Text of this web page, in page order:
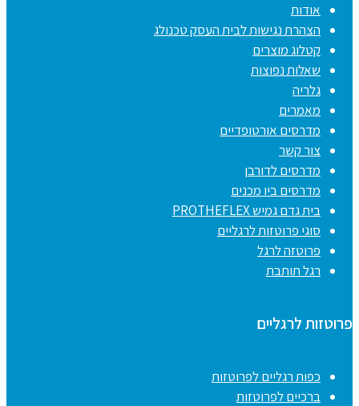
אודות
הצהרת נגישות לבית העסק טכנולג
קטלוג מוצרים
שאלות נפוצות
גלריה
מאמרים
מדרסים אורטופדיים
צור קשר
מדרסים לדורבן
מדרסים ביו מכנים
בית גדם גמיש PROTHEFLEX
סוגי פרוטזות לרגליים
פרוטזה לרגל
רגל תותבת
פרוטזות לרגליים
כפות רגליים לפרוטזות
ברכיים לפרוטזות